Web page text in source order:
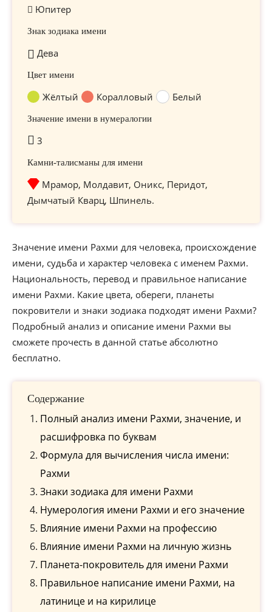
Юпитер
Знак зодиака имени
Дева
Цвет имени
Жёлтый Коралловый Белый
Значение имени в нумералогии
3
Камни-талисманы для имени
Мрамор, Молдавит, Оникс, Перидот,
Дымчатый Кварц, Шпинель.
Значение имени Рахми для человека, происхождение
имени, судьба и характер человека с именем Рахми.
Национальность, перевод и правильное написание
имени Рахми. Какие цвета, обереги, планеты
покровители и знаки зодиака подходят имени Рахми?
Подробный анализ и описание имени Рахми вы
сможете прочесть в данной статье абсолютно
бесплатно.
Содержание
Полный анализ имени Рахми, значение, и
расшифровка по буквам
Формула для вычисления числа имени:
Рахми
Знаки зодиака для имени Рахми
Нумерология имени Рахми и его значение
Влияние имени Рахми на профессию
Влияние имени Рахми на личную жизнь
Планета-покровитель для имени Рахми
Правильное написание имени Рахми, на
латинице и на кирилице